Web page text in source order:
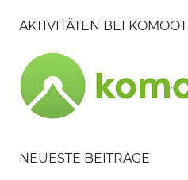
AKTIVITÄTEN BEI KOMOOT
NEUESTE BEITRÄGE